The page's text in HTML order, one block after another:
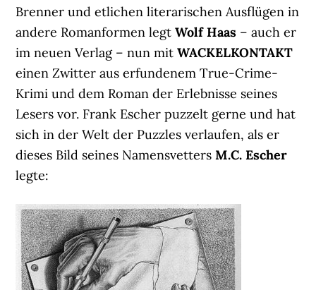
Brenner und etlichen literarischen Ausflügen in
andere Romanformen legtWolf Haas – auch er
im neuen Verlag – nun mitWACKELKONTAKT
einen Zwitter aus erfundenem True-Crime-
Krimi und dem Roman der Erlebnisse seines
Lesers vor. Frank Escher puzzelt gerne und hat
sich in der Welt der Puzzles verlaufen, als er
dieses Bild seines NamensvettersM.C. Escher
legte: